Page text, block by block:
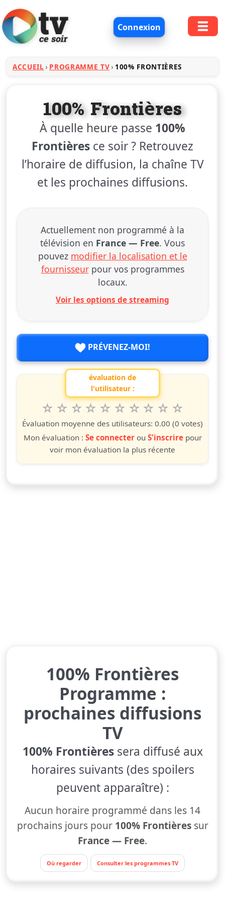
Connexion
ACCUEIL PROGRAMME TV 100% FRONTIÈRES
100% Frontières
À quelle heure passe 100%
Frontières ce soir ? Retrouvez
l’horaire de diffusion, la chaîne TV
et les prochaines diffusions.
Actuellement non programmé à la
télévision en France — Free. Vous
pouvez modifier la localisation et le
fournisseurpour vos programmes
locaux.
Voir les options de streaming
PRÉVENEZ-MOI!
évaluation de
l'utilisateur :
questo spettacolo da 1 a 10 étoiles
10
étoiles
9
étoiles
8
étoiles
7
étoiles
6
étoiles
5
étoiles
4
étoiles
3
étoiles
2
étoiles
étoile
Évaluation moyenne des utilisateurs: 0.00 (0 votes)
Mon évaluation : Se connecterou S'inscrirepour
voir mon évaluation la plus récente
100% Frontières
Programme :
prochaines diffusions
TV
100% Frontièressera diffusé aux
horaires suivants (des spoilers
peuvent apparaître) :
Aucun horaire programmé dans les 14
prochains jours pour 100% Frontièressur
France — Free.
Où regarder Consulter les programmes TV